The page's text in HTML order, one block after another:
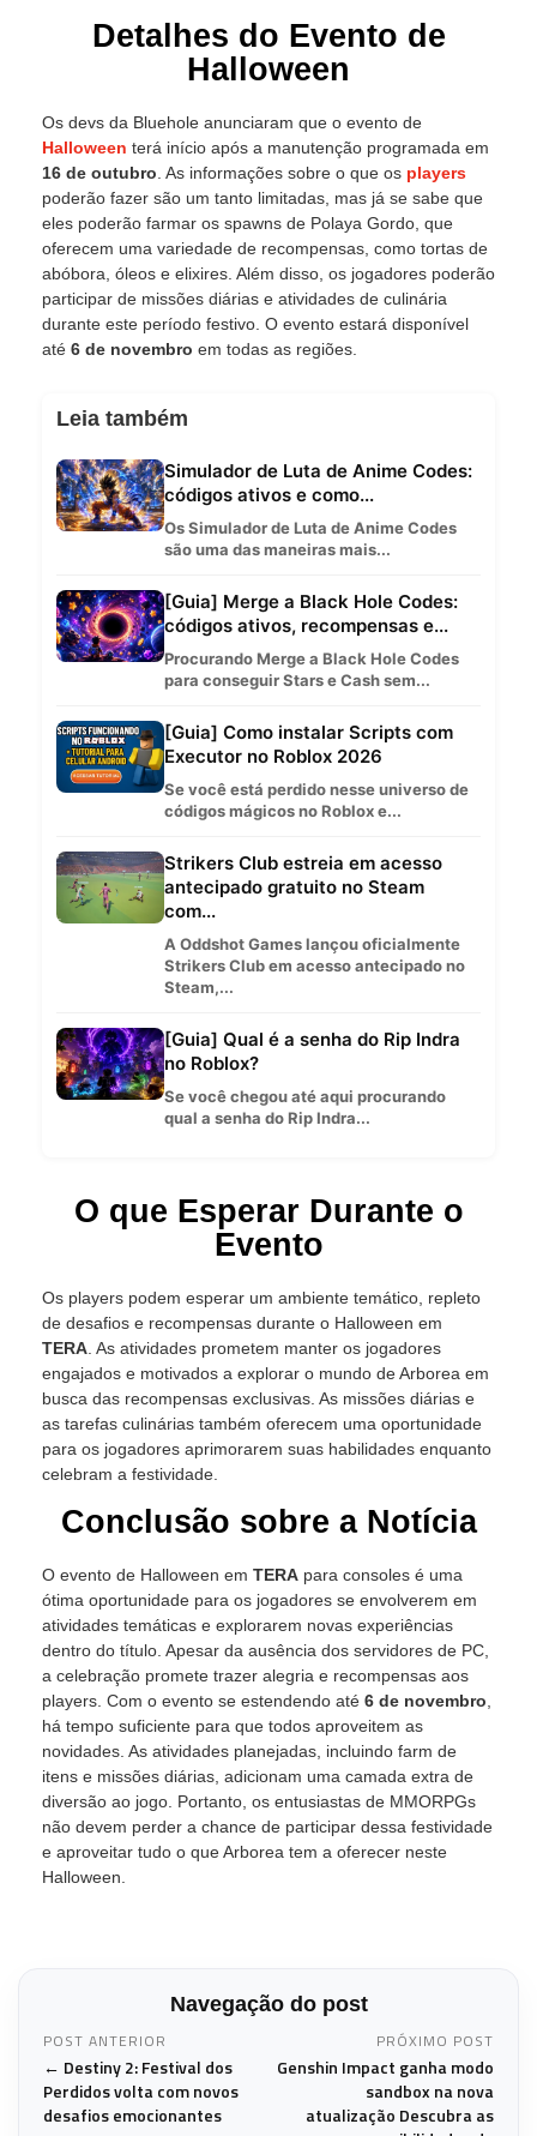
Detalhes do Evento de
Halloween
Os devs da Bluehole anunciaram que o evento de
Halloween terá início após a manutenção programada em
16 de outubro . As informações sobre o que os players
poderão fazer são um tanto limitadas, mas já se sabe que
eles poderão farmar os spawns de Polaya Gordo, que
oferecem uma variedade de recompensas, como tortas de
abóbora, óleos e elixires. Além disso, os jogadores poderão
participar de missões diárias e atividades de culinária
durante este período festivo. O evento estará disponível
até 6 de novembro em todas as regiões.
Leia também
Simulador de Luta de Anime Codes:
códigos ativos e como...
Os Simulador de Luta de Anime Codes
são uma das maneiras mais...
[Guia] Merge a Black Hole Codes:
códigos ativos, recompensas e...
Procurando Merge a Black Hole Codes
para conseguir Stars e Cash sem...
[Guia] Como instalar Scripts com
Executor no Roblox 2026
Se você está perdido nesse universo de
códigos mágicos no Roblox e...
Strikers Club estreia em acesso
antecipado gratuito no Steam
com...
A Oddshot Games lançou oficialmente
Strikers Club em acesso antecipado no
Steam,...
[Guia] Qual é a senha do Rip Indra
no Roblox?
Se você chegou até aqui procurando
qual a senha do Rip Indra...
O que Esperar Durante o
Evento
Os players podem esperar um ambiente temático, repleto
de desafios e recompensas durante o Halloween em
TERA . As atividades prometem manter os jogadores
engajados e motivados a explorar o mundo de Arborea em
busca das recompensas exclusivas. As missões diárias e
as tarefas culinárias também oferecem uma oportunidade
para os jogadores aprimorarem suas habilidades enquanto
celebram a festividade.
Conclusão sobre a Notícia
O evento de Halloween em TERA para consoles é uma
ótima oportunidade para os jogadores se envolverem em
atividades temáticas e explorarem novas experiências
dentro do título. Apesar da ausência dos servidores de PC,
a celebração promete trazer alegria e recompensas aos
players. Com o evento se estendendo até 6 de novembro
há tempo suficiente para que todos aproveitem as
novidades. As atividades planejadas, incluindo farm de
itens e missões diárias, adicionam uma camada extra de
diversão ao jogo. Portanto, os entusiastas de MMORPGs
não devem perder a chance de participar dessa festividade
e aproveitar tudo o que Arborea tem a oferecer neste
Halloween.
Navegação do post
POST ANTERIOR
← Destiny 2: Festival dos
Perdidos volta com novos
desafios emocionantes
PRÓXIMO POST
Genshin Impact ganha modo
sandbox na nova
atualização Descubra as